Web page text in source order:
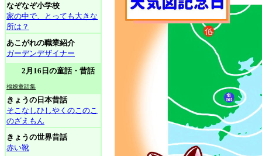
なぞなぞ小学校
家の中で、とっても大きな
所は？
あこがれの職業紹介
ガーデンデザイナー
2月16日の童話・昔話
福娘童話集
きょうの日本昔話
そこなしひしやくのこのこ
のざえもん
きょうの世界昔話
赤い靴